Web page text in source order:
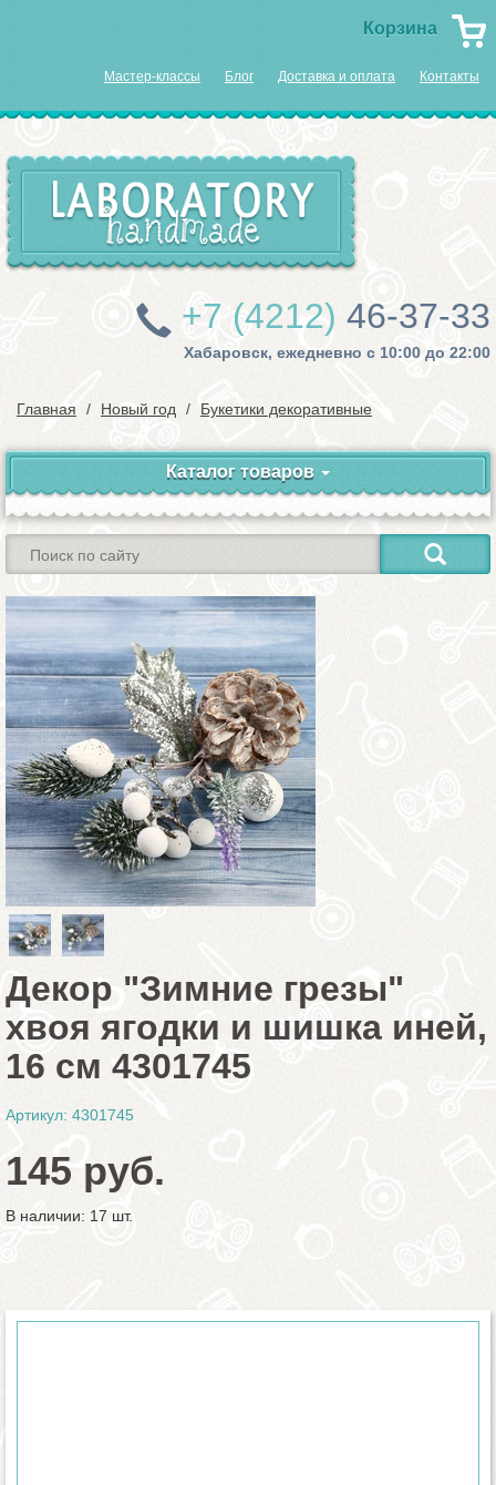
Корзина
Мастер-классы Блог Доставка и оплата Контакты
+7 (4212) 46-37-33
Хабаровск, ежедневно с 10:00 до 22:00
Главная Новый год Букетики декоративные
Каталог товаров
Декор "Зимние грезы"
хвоя ягодки и шишка иней,
16 см 4301745
Артикул: 4301745
145 руб.
В наличии: 17 шт.